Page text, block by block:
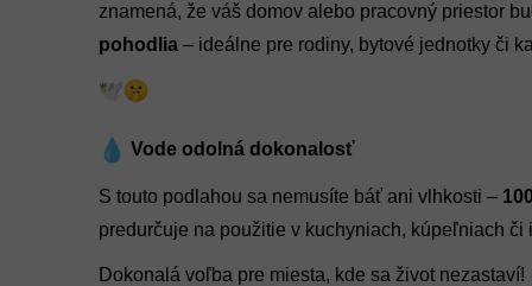
znamená, že váš domov alebo pracovný priestor
pohodlia – ideálne pre rodiny, bytové jednotky či
Vode odolná dokonalosť
S touto podlahou sa nemusíte báť ani vlhkosti –
predurčuje na použitie v kuchyniach, kúpeľniach či
Dokonalá voľba pre miesta, kde sa život nezastaví!